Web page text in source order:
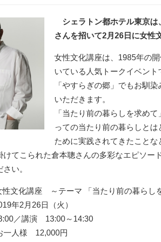
シェラトン都ホテル東京は
さんを招いて2月26日に女性
女性文化講座は、1985年の
いている人気トークイベント
「やすらぎの郷」でもお馴
いただきます。
「当たり前の暮らしを求め
っての当たり前の暮らしと
ために実践されてきたことな
けてこられた倉本聰さんの多彩なエピソー
い。
文化講座 ～テーマ 「当たり前の暮らし
年2月26日（火）
／講演 13:00～14:30
人様 12,000円